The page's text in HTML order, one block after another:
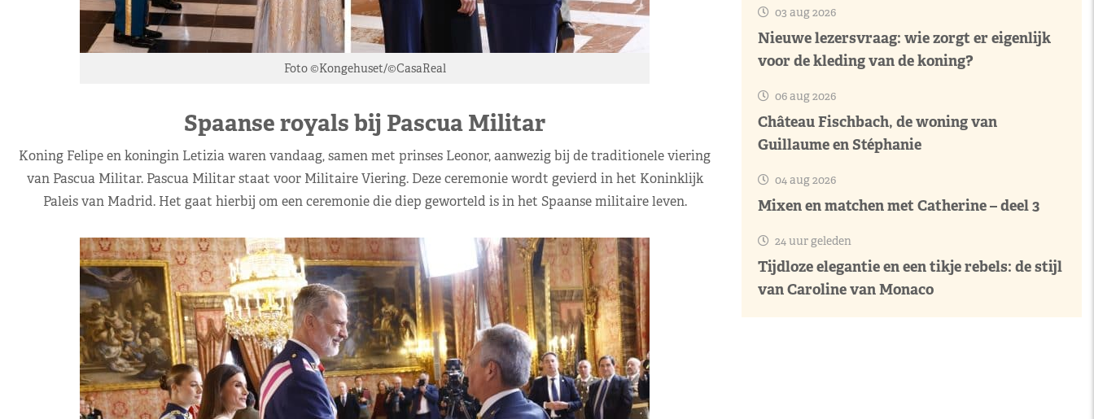
Foto ©Kongehuset/©CasaReal
Spaanse royals bij Pascua Militar
Koning Felipe en koningin Letizia waren vandaag, samen met prinses Leonor, aanwezig bij de traditionele viering
van Pascua Militar. Pascua Militar staat voor Militaire Viering. Deze ceremonie wordt gevierd in het Koninklijk
Paleis van Madrid. Het gaat hierbij om een ceremonie die diep geworteld is in het Spaanse militaire leven.
03 aug 2026
Nieuwe lezersvraag: wie zorgt er eigenlijk
voor de kleding van de koning?
06 aug 2026
Château Fischbach, de woning van
Guillaume en Stéphanie
04 aug 2026
Mixen en matchen met Catherine – deel 3
24 uur geleden
Tijdloze elegantie en een tikje rebels: de stijl
van Caroline van Monaco